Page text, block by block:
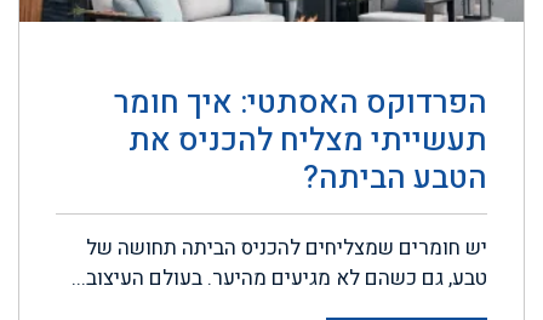
הפרדוקס האסתטי: איך חומר
תעשייתי מצליח להכניס את
הטבע הביתה?
יש חומרים שמצליחים להכניס הביתה תחושה של
טבע, גם כשהם לא מגיעים מהיער. בעולם העיצוב...